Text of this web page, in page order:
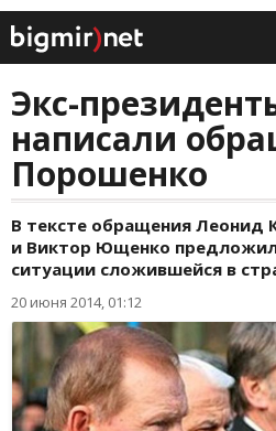
Экс-
написали
Порошенко
В тексте обращения Леонид
и Виктор Ющенко
ситуации сложившейся в
20 июня 2014, 01:12